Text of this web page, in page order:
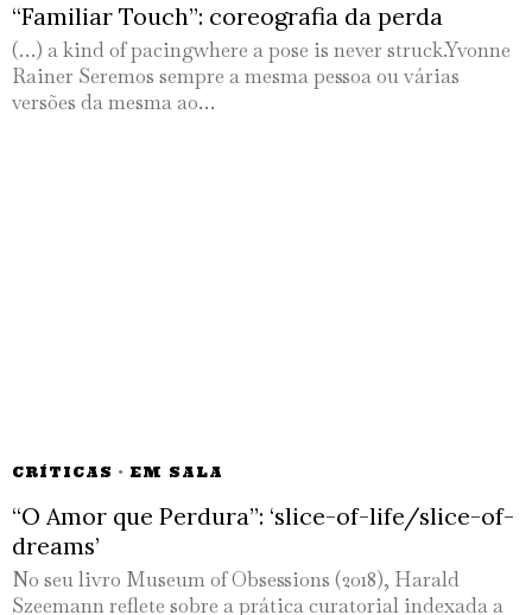
“Familiar Touch”: coreografia da perda
(…) a kind of pacingwhere a pose is never struck.Yvonne
Rainer Seremos sempre a mesma pessoa ou várias
versões da mesma ao…
CRÍTICAS · EM SALA
“O Amor que Perdura”: ‘slice-of-life/slice-of-
dreams’
No seu livro Museum of Obsessions (2018), Harald
Szeemann reflete sobre a prática curatorial indexada a